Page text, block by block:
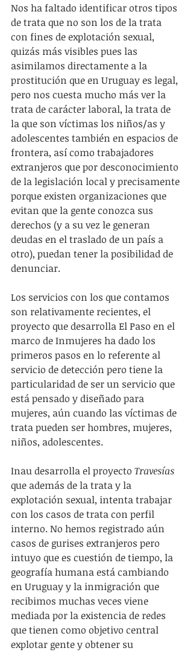
Nos ha faltado identificar otros tipos
de trata que no son los de la trata
con fines de explotación sexual,
quizás más visibles pues las
asimilamos directamente a la
prostitución que en Uruguay es legal,
pero nos cuesta mucho más ver la
trata de carácter laboral, la trata de
la que son víctimas los niños/as y
adolescentes también en espacios de
frontera, así como trabajadores
extranjeros que por desconocimiento
de la legislación local y precisamente
porque existen organizaciones que
evitan que la gente conozca sus
derechos (y a su vez le generan
deudas en el traslado de un país a
otro), puedan tener la posibilidad de
denunciar.
Los servicios con los que contamos
son relativamente recientes, el
proyecto que desarrolla El Paso en el
marco de Inmujeres ha dado los
primeros pasos en lo referente al
servicio de detección pero tiene la
particularidad de ser un servicio que
está pensado y diseñado para
mujeres, aún cuando las víctimas de
trata pueden ser hombres, mujeres,
niños, adolescentes.
Inau desarrolla el proyecto Travesías
que además de la trata y la
explotación sexual, intenta trabajar
con los casos de trata con perfil
interno. No hemos registrado aún
casos de gurises extranjeros pero
intuyo que es cuestión de tiempo, la
geografía humana está cambiando
en Uruguay y la inmigración que
recibimos muchas veces viene
mediada por la existencia de redes
que tienen como objetivo central
explotar gente y obtener su